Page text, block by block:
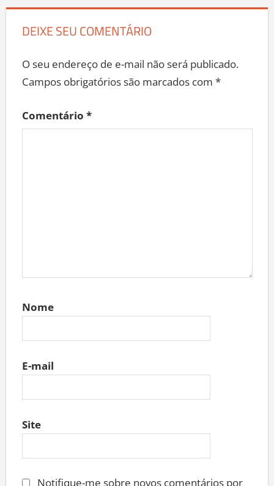
DEIXE SEU COMENTÁRIO
O seu endereço de e-mail não será publicado.
Campos obrigatórios são marcados com *
Comentário *
Nome
E-mail
Site
Notifique-me sobre novos comentários por